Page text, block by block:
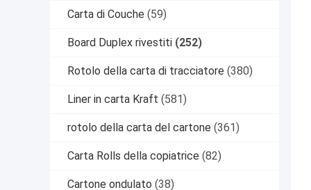
Carta di Couche (59)
Board Duplex rivestiti (252)
Rotolo della carta di tracciatore (380)
Liner in carta Kraft (581)
rotolo della carta del cartone (361)
Carta Rolls della copiatrice (82)
Cartone ondulato (38)